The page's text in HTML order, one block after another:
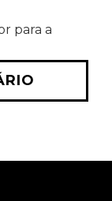
para a